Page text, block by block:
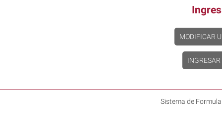
MODIFICAR
Sistema de